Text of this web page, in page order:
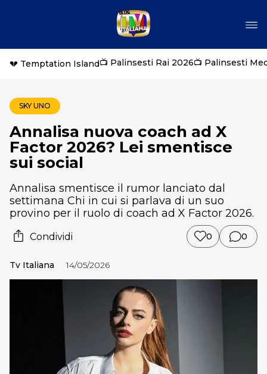
💔 Temptation Island📺 Palinsesti Rai 2026📺 Palinsesti
SKY UNO
Annalisa nuova coach ad X
Factor 2026? Lei smentisce
sui social
Annalisa smentisce il rumor lanciato dal
settimana Chi in cui si parlava di un suo
provino per il ruolo di coach ad X Factor 2026.
Condividi 0 0
Tv Italiana 14/05/2026